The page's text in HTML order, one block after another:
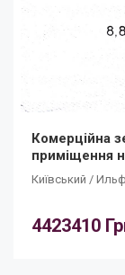
Комерційна
приміщення
інше.
Київський /
4423410